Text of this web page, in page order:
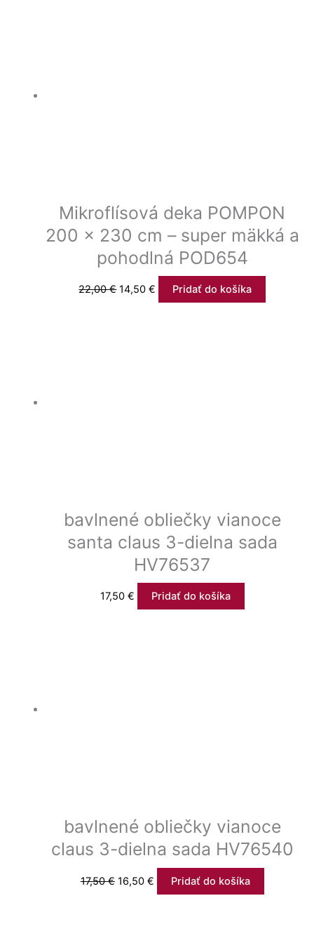
Mikroflísová deka POMPON
200 x 230 cm – super mäkká a
pohodlná POD654
22,00€ 14,50€ Pridať do košíka
bavlnené obliečky vianoce
santa claus 3-dielna sada
HV76537
17,50 € Pridať do košíka
bavlnené obliečky vianoce
claus 3-dielna sada HV76540
17,50€ 16,50 € Pridať do košíka